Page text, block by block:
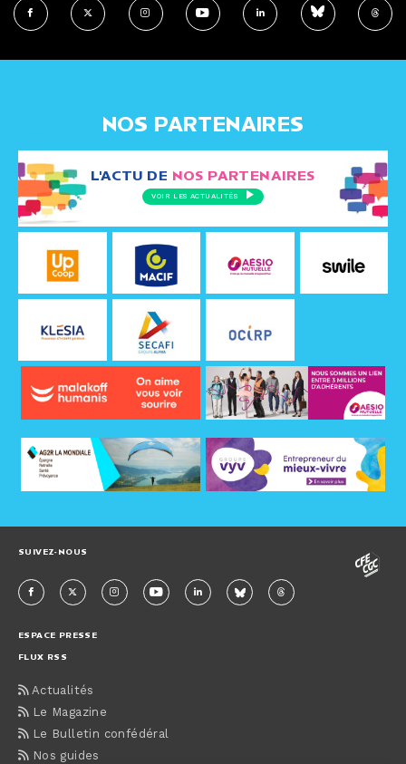
NOS PARTENAIRES
L'ACTU DE NOS PARTENAIRES
VOIR LES ACTUALITÉS
SUIVEZ-NOUS
ESPACE PRESSE
FLUX RSS
Actualités
Le Magazine
Le Bulletin confédéral
Nos guides